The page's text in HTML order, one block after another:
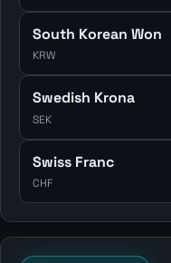
South Korean Won
KRW
Swedish Krona
SEK
Swiss Franc
CHF